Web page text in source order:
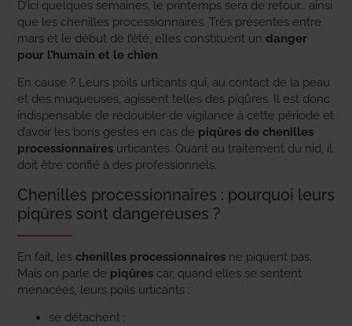
D’ici quelques semaines, le printemps sera de retour… ainsi
que les chenilles processionnaires. Très présentes entre
mars et le début de l’été, elles constituent un danger
pour l’humain et le chien.
En cause ? Leurs poils urticants qui, au contact de la peau
et des muqueuses, agissent telles des piqûres. Il est donc
indispensable de redoubler de vigilance à cette période et
d’avoir les bons gestes en cas de piqûres de chenilles
processionnaires urticantes. Quant au traitement du nid, il
doit être confié à des professionnels.
Chenilles processionnaires : pourquoi leurs
piqûres sont dangereuses ?
En fait, les chenilles processionnaires ne piquent pas.
Mais on parle de piqûres car, quand elles se sentent
menacées, leurs poils urticants :
se détachent ;